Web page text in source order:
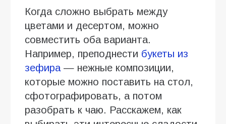
Когда сложно выбрать между
цветами и десертом, можно
совместить оба варианта.
Например, преподнести букеты из
зефира— нежные композиции,
которые можно поставить на стол,
сфотографировать, а потом
разобрать к чаю. Расскажем, как